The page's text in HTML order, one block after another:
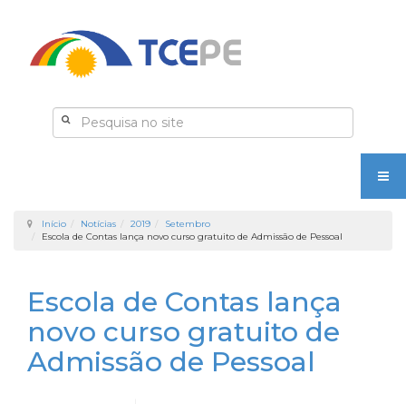
Início Notícias 2019
Setembro
Escola de Contas lança novo curso gratuito de Admissão de Pessoal
Escola de Contas lança
novo curso gratuito de
Admissão de Pessoal